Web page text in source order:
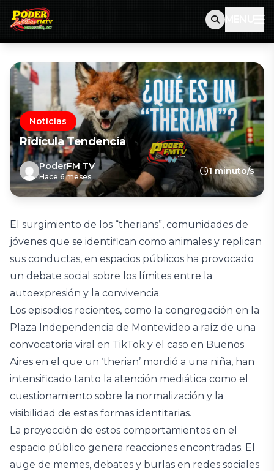
MENU
Noticias
Ridícula Tendencia
PoderFM TV
Hace 6 meses
1 minuto/s
El surgimiento de los “therians”, comunidades de
jóvenes que se identifican como animales y replican
sus conductas, en espacios públicos ha provocado
un debate social sobre los límites entre la
autoexpresión y la convivencia.
Los episodios recientes, como la congregación en la
Plaza Independencia de Montevideo a raíz de una
convocatoria viral en TikTok y el caso en Buenos
Aires en el que un ‘therian’ mordió a una niña, han
intensificado tanto la atención mediática como el
cuestionamiento sobre la normalización y la
visibilidad de estas formas identitarias.
La proyección de estos comportamientos en el
espacio público genera reacciones encontradas. El
auge de memes, debates y burlas en redes sociales